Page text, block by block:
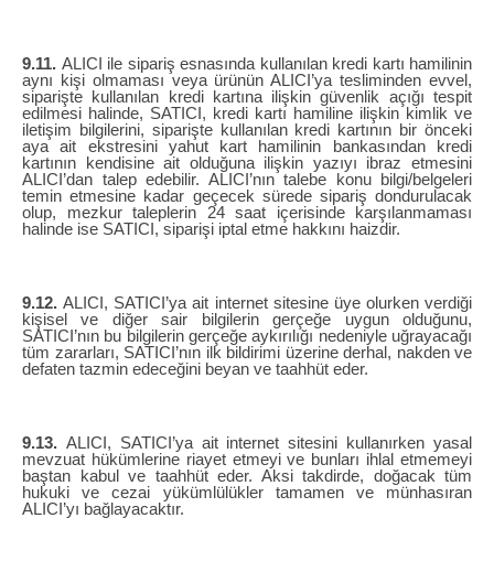
9.11. ALICI ile sipariş esnasında kullanılan kredi kartı hamilinin
aynı kişi olmaması veya ürünün ALICI’ya tesliminden evvel,
siparişte kullanılan kredi kartına ilişkin güvenlik açığı tespit
edilmesi halinde, SATICI, kredi kartı hamiline ilişkin kimlik ve
iletişim bilgilerini, siparişte kullanılan kredi kartının bir önceki
aya ait ekstresini yahut kart hamilinin bankasından kredi
kartının kendisine ait olduğuna ilişkin yazıyı ibraz etmesini
ALICI’dan talep edebilir. ALICI’nın talebe konu bilgi/belgeleri
temin etmesine kadar geçecek sürede sipariş dondurulacak
olup, mezkur taleplerin 24 saat içerisinde karşılanmaması
halinde ise SATICI, siparişi iptal etme hakkını haizdir.
9.12. ALICI, SATICI’ya ait internet sitesine üye olurken verdiği
kişisel ve diğer sair bilgilerin gerçeğe uygun olduğunu,
SATICI’nın bu bilgilerin gerçeğe aykırılığı nedeniyle uğrayacağı
tüm zararları, SATICI’nın ilk bildirimi üzerine derhal, nakden ve
defaten tazmin edeceğini beyan ve taahhüt eder.
9.13. ALICI, SATICI’ya ait internet sitesini kullanırken yasal
mevzuat hükümlerine riayet etmeyi ve bunları ihlal etmemeyi
baştan kabul ve taahhüt eder. Aksi takdirde, doğacak tüm
hukuki ve cezai yükümlülükler tamamen ve münhasıran
ALICI’yı bağlayacaktır.